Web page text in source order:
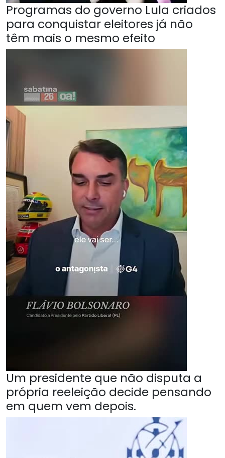
Programas do governo Lula criados
para conquistar eleitores já não
têm mais o mesmo efeito
Um presidente que não disputa a
própria reeleição decide pensando
em quem vem depois.